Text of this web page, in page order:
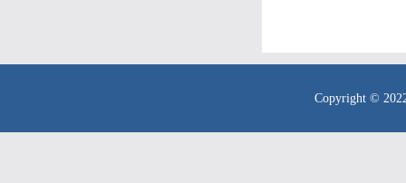
Copyright ©